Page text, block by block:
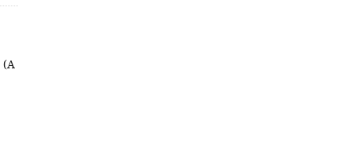
(A